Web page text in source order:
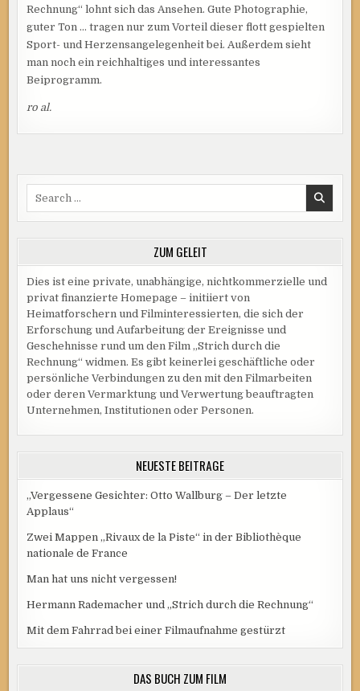
Rechnung“ lohnt sich das Ansehen. Gute Photographie,
guter Ton … tragen nur zum Vorteil dieser flott gespielten
Sport- und Herzensangelegenheit bei. Außerdem sieht
man noch ein reichhaltiges und interessantes
Beiprogramm.
ro al.
ZUM GELEIT
Dies ist eine private, unabhängige, nichtkommerzielle und
privat finanzierte Homepage – initiiert von
Heimatforschern und Filminteressierten, die sich der
Erforschung und Aufarbeitung der Ereignisse und
Geschehnisse rund um den Film „Strich durch die
Rechnung“ widmen. Es gibt keinerlei geschäftliche oder
persönliche Verbindungen zu den mit den Filmarbeiten
oder deren Vermarktung und Verwertung beauftragten
Unternehmen, Institutionen oder Personen.
NEUESTE BEITRÄGE
„Vergessene Gesichter: Otto Wallburg – Der letzte
Applaus“
Zwei Mappen „Rivaux de la Piste“ in der Bibliothèque
nationale de France
Man hat uns nicht vergessen!
Hermann Rademacher und „Strich durch die Rechnung“
Mit dem Fahrrad bei einer Filmaufnahme gestürzt
DAS BUCH ZUM FILM